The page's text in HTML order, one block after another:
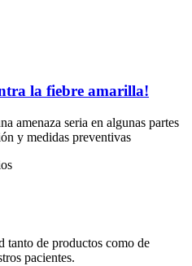
la fiebre amarilla!
amenaza seria en algunas partes
y medidas preventivas
tanto de productos como de
pacientes.